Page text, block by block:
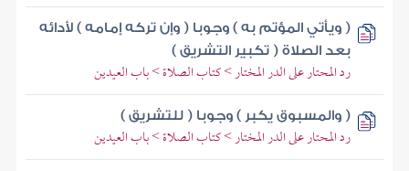
( ويأتي المؤتم به ) وجوبا ( وإن تركه إمامه ) لأدائه
بعد الصلاة ( تكبير التشريق )
رد المحتار على الدر المختار > كتاب الصلاة > باب العيدين
( والمسبوق يكبر ) وجوبا ( للتشريق )
رد المحتار على الدر المختار > كتاب الصلاة > باب العيدين